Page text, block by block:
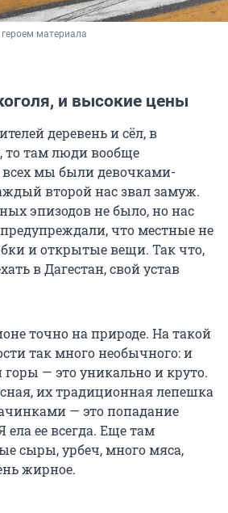
материала
и высокие цены
деревень и сёл, в
там люди вообще
мы были девочками-
второй нас звал замуж.
эпизодов не было, но нас
что местные не
и открытые вещи. Так что,
в Дагестан, свой устав
точно на природе. На такой
так много необычного: и
— это уникально и круто.
их традиционная лепешка
— это попадание
ела ее всегда. Еще там
сыры, урбеч, много мяса,
жирное.